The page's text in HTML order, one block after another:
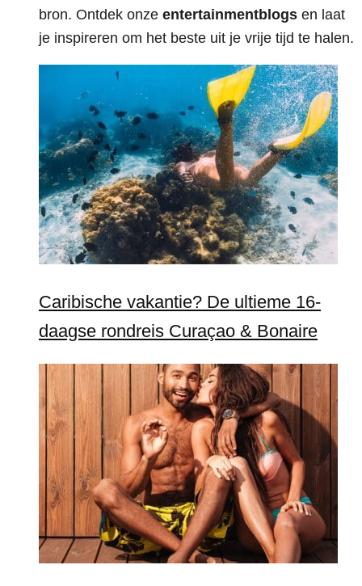
bron. Ontdek onze entertainmentblogs en laat
je inspireren om het beste uit je vrije tijd te halen.
Caribische vakantie? De ultieme 16-
daagse rondreis Curaçao & Bonaire